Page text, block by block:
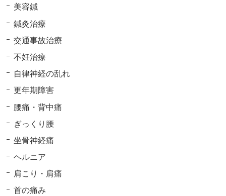
美容鍼
鍼灸治療
交通事故治療
不妊治療
自律神経の乱れ
更年期障害
腰痛・背中痛
ぎっくり腰
坐骨神経痛
ヘルニア
肩こり・肩痛
首の痛み